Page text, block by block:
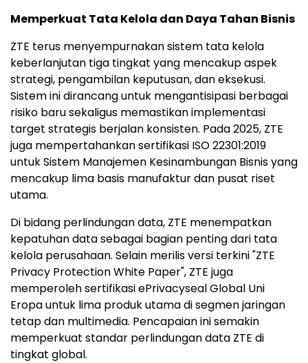
Memperkuat Tata Kelola dan Daya Tahan Bisnis
ZTE terus menyempurnakan sistem tata kelola
keberlanjutan tiga tingkat yang mencakup aspek
strategi, pengambilan keputusan, dan eksekusi.
Sistem ini dirancang untuk mengantisipasi berbagai
risiko baru sekaligus memastikan implementasi
target strategis berjalan konsisten. Pada 2025, ZTE
juga mempertahankan sertifikasi ISO 22301:2019
untuk Sistem Manajemen Kesinambungan Bisnis yang
mencakup lima basis manufaktur dan pusat riset
utama.
Di bidang perlindungan data, ZTE menempatkan
kepatuhan data sebagai bagian penting dari tata
kelola perusahaan. Selain merilis versi terkini "ZTE
Privacy Protection White Paper", ZTE juga
memperoleh sertifikasi ePrivacyseal Global Uni
Eropa untuk lima produk utama di segmen jaringan
tetap dan multimedia. Pencapaian ini semakin
memperkuat standar perlindungan data ZTE di
tingkat global.